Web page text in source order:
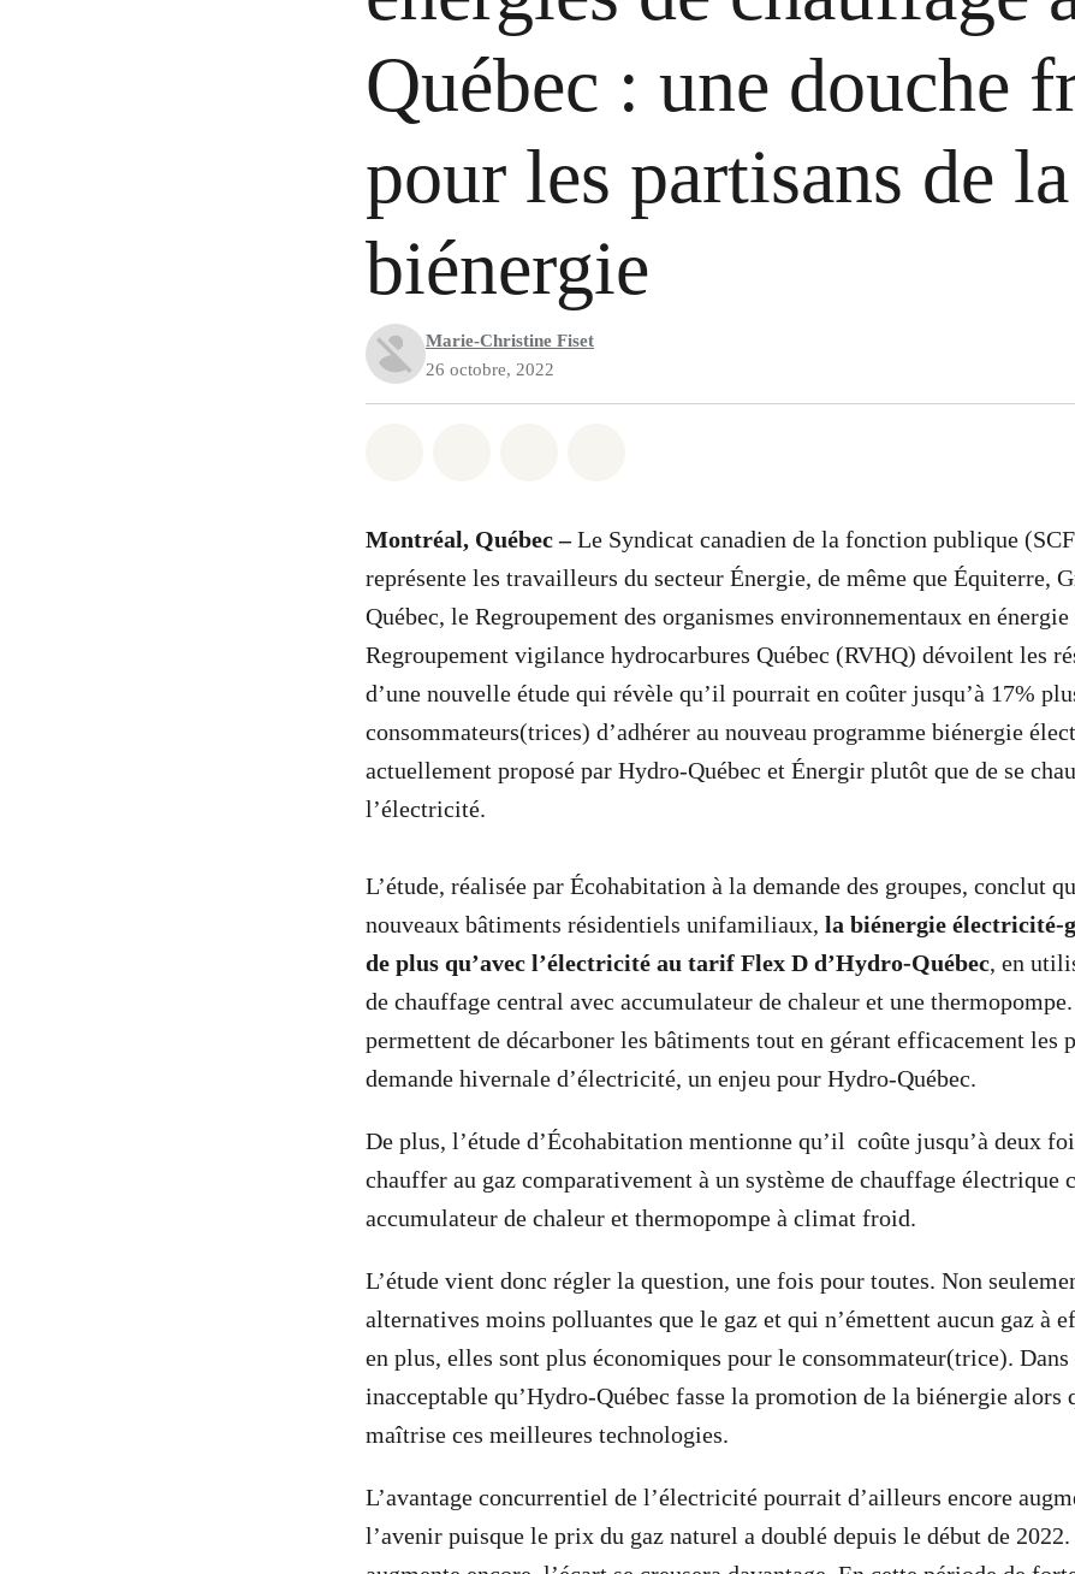
Québec : une douche
pour les partisans de la
biénergie
Marie-Christine Fiset
26 octobre, 2022
Montréal, Québec –Le Syndicat canadien de la fonction publique
représente les travailleurs du secteur Énergie, de même que Équiterre,
Québec, le Regroupement des organismes environnementaux en
Regroupement vigilance hydrocarbures Québec (RVHQ) dévoilent les
d’une nouvelle étude qui révèle qu’il pourrait en coûter jusqu’à 17%
consommateurs(trices) d’adhérer au nouveau programme biénergie
actuellement proposé par Hydro-Québec et Énergir plutôt que de se
l’électricité.
L’étude, réalisée par Écohabitation à la demande des groupes, conclut
nouveaux bâtiments résidentiels unifamiliaux, la biénergie électricité-
de plus qu’avec l’électricité au tarif Flex D d’Hydro-Québec, en
de chauffage central avec accumulateur de chaleur et une
permettent de décarboner les bâtiments tout en gérant efficacement les
demande hivernale d’électricité, un enjeu pour Hydro-Québec.
De plus, l’étude d’Écohabitation mentionne qu’il coûte jusqu’à deux
chauffer au gaz comparativement à un système de chauffage électrique
accumulateur de chaleur et thermopompe à climat froid.
L’étude vient donc régler la question, une fois pour toutes. Non
alternatives moins polluantes que le gaz et qui n’émettent aucun gaz à
en plus, elles sont plus économiques pour le consommateur(trice).
inacceptable qu’Hydro-Québec fasse la promotion de la biénergie alors
maîtrise ces meilleures technologies.
L’avantage concurrentiel de l’électricité pourrait d’ailleurs encore
l’avenir puisque le prix du gaz naturel a doublé depuis le début de